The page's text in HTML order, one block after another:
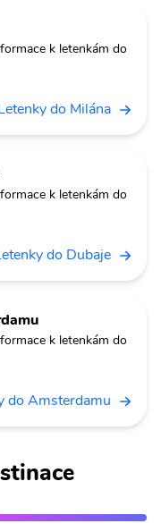
k letenkám do
do Milána
k letenkám do
do Dubaje
k letenkám do
do Amsterdamu